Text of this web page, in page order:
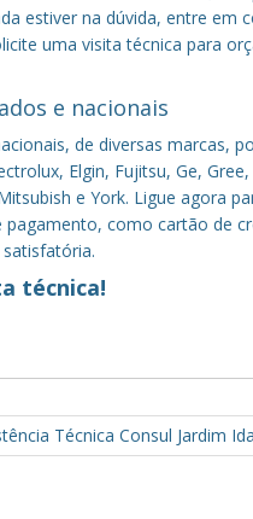
estiver na dúvida, entre em
uma visita técnica para
e nacionais
de diversas marcas,
Elgin, Fujitsu, Ge,
e York. Ligue agora
pagamento, como cartão de
técnica!
Técnica Consul Jardim